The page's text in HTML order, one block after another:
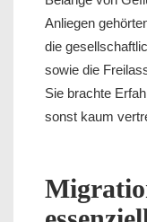
Anliegen
die
sowie die
Sie brachte
sonst kaum